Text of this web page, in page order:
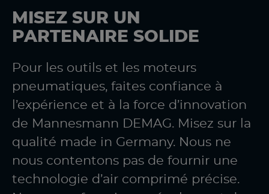
MISEZ SUR UN
PARTENAIRE SOLIDE
Pour les outils et les moteurs
pneumatiques, faites confiance à
l’expérience et à la force d’innovation
de Mannesmann DEMAG. Misez sur la
qualité made in Germany. Nous ne
nous contentons pas de fournir une
technologie d’air comprimé précise.